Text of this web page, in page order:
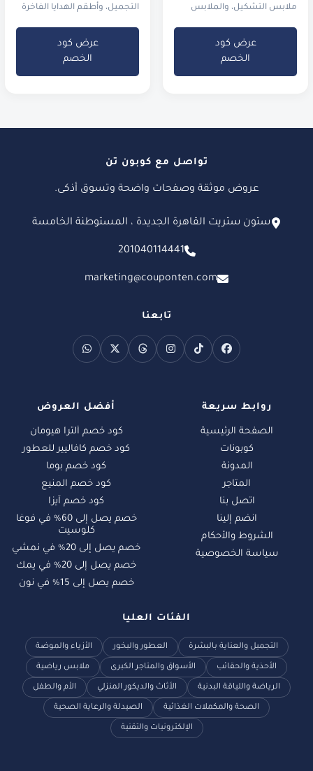
ملابس التشكيل، والملابس
عرض كود
الخصم
التجميل، وأطقم الهدايا الفاخرة
عرض كود
الخصم
تواصل مع كوبون تن
عروض موثقة وصفحات واضحة وتسوق أذكى.
ستون ستريت القاهرة الجديدة ، المستوطنة الخامسة
201040114441
marketing@couponten.com
تابعنا
روابط سريعة
الصفحة الرئيسية
كوبونات
المدونة
المتاجر
اتصل بنا
انضم إلينا
الشروط والأحكام
سياسة الخصوصية
أفضل العروض
كود خصم ألترا هيومان
كود خصم كافاليير للعطور
كود خصم بوما
كود خصم المنيع
كود خصم آيزا
خصم يصل إلى 60% في فوغا
كلوسيت
خصم يصل إلى 20% في نمشي
خصم يصل إلى 20% في يمك
خصم يصل إلى 15% في نون
الفئات العليا
التجميل والعناية بالبشرة العطور والبخور الأزياء والموضة
الأحذية والحقائب الأسواق والمتاجر الكبرى ملابس رياضية
الرياضة واللياقة البدنية الأثاث والديكور المنزلي الأم والطفل
الصحة والمكملات الغذائية الصيدلة والرعاية الصحية
الإلكترونيات والتقنية